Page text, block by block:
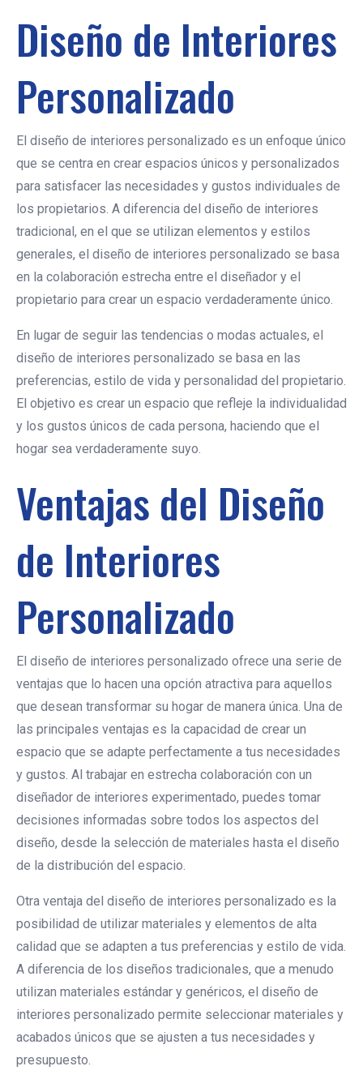
Diseño de Interiores
Personalizado
El diseño de interiores personalizado es un enfoque único
que se centra en crear espacios únicos y personalizados
para satisfacer las necesidades y gustos individuales de
los propietarios. A diferencia del diseño de interiores
tradicional, en el que se utilizan elementos y estilos
generales, el diseño de interiores personalizado se basa
en la colaboración estrecha entre el diseñador y el
propietario para crear un espacio verdaderamente único.
En lugar de seguir las tendencias o modas actuales, el
diseño de interiores personalizado se basa en las
preferencias, estilo de vida y personalidad del propietario.
El objetivo es crear un espacio que refleje la individualidad
y los gustos únicos de cada persona, haciendo que el
hogar sea verdaderamente suyo.
Ventajas del Diseño
de Interiores
Personalizado
El diseño de interiores personalizado ofrece una serie de
ventajas que lo hacen una opción atractiva para aquellos
que desean transformar su hogar de manera única. Una de
las principales ventajas es la capacidad de crear un
espacio que se adapte perfectamente a tus necesidades
y gustos. Al trabajar en estrecha colaboración con un
diseñador de interiores experimentado, puedes tomar
decisiones informadas sobre todos los aspectos del
diseño, desde la selección de materiales hasta el diseño
de la distribución del espacio.
Otra ventaja del diseño de interiores personalizado es la
posibilidad de utilizar materiales y elementos de alta
calidad que se adapten a tus preferencias y estilo de vida.
A diferencia de los diseños tradicionales, que a menudo
utilizan materiales estándar y genéricos, el diseño de
interiores personalizado permite seleccionar materiales y
acabados únicos que se ajusten a tus necesidades y
presupuesto.